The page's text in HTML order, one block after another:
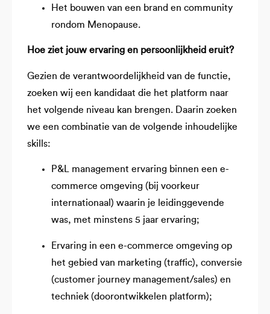
Het bouwen van een brand en community
rondom Menopause.
Hoe ziet jouw ervaring en persoonlijkheid eruit?
Gezien de verantwoordelijkheid van de functie,
zoeken wij een kandidaat die het platform naar
het volgende niveau kan brengen. Daarin zoeken
we een combinatie van de volgende inhoudelijke
skills:
P&L management ervaring binnen een e-
commerce omgeving (bij voorkeur
internationaal) waarin je leidinggevende
was, met minstens 5 jaar ervaring;
Ervaring in een e-commerce omgeving op
het gebied van marketing (traffic), conversie
(customer journey management/sales) en
techniek (doorontwikkelen platform);